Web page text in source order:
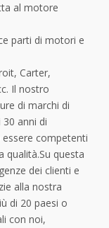
al motore
parti di motori e
Carter,
Il nostro
di marchi di
anni di
competenti
qualità.Su questa
dei clienti e
alla nostra
di 20 paesi o
con noi,